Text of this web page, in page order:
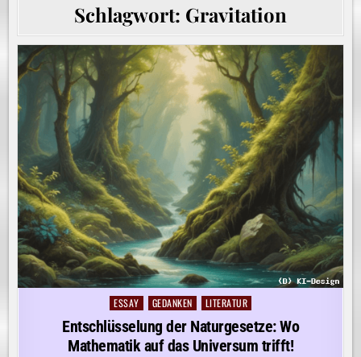
Schlagwort: Gravitation
Posted
in
ESSAY GEDANKEN LITERATUR
Entschlüsselung der Naturgesetze: Wo
Mathematik auf das Universum trifft!